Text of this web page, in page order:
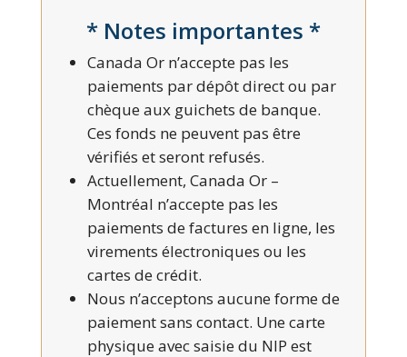
* Notes importantes *
Canada Or n’accepte pas les
paiements par dépôt direct ou par
chèque aux guichets de banque.
Ces fonds ne peuvent pas être
vérifiés et seront refusés.
Actuellement, Canada Or –
Montréal n’accepte pas les
paiements de factures en ligne, les
virements électroniques ou les
cartes de crédit.
Nous n’acceptons aucune forme de
paiement sans contact. Une carte
physique avec saisie du NIP est